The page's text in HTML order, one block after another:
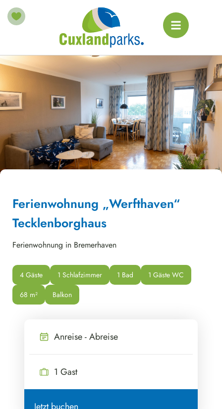
Ferienwohnung „Werfthaven“
Tecklenborghaus
Ferienwohnung in Bremerhaven
4 Gäste 1 Schlafzimmer 1 Bad
1 Gäste WC
68 m² Balkon